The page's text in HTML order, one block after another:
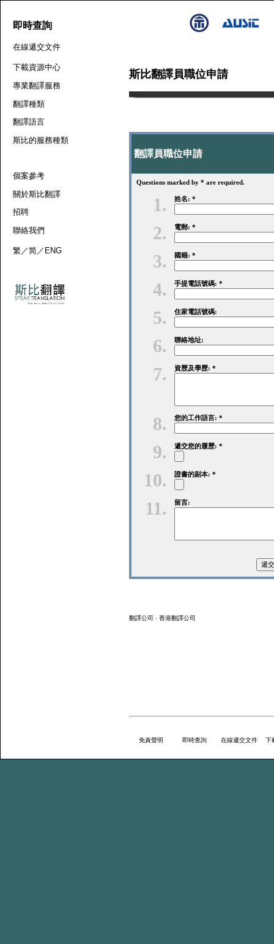
斯比翻譯員職位申請
翻譯員職位申請
Questions marked by * are required.
1. 姓名: *
2. 電郵: *
3. 國籍: *
4. 手提電話號碼: *
5. 住家電話號碼:
6. 聯絡地址:
7. 資歷及學歷: *
8. 您的工作語言: *
9. 遞交您的履歷: *
10. 證書的副本: *
11. 留言:
翻譯公司 ‧ 香港翻譯公司
免責聲明 即時查詢 在線遞交文件 下
即時查詢
在線遞交文件
下載資源中心
專業翻譯服務
翻譯種類
翻譯語言
斯比的服務種類
個案參考
關於斯比翻譯
招聘
聯絡我們
繁 ／简／ ENG